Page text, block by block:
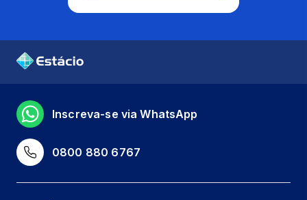
0800 880 6767
Inscreva-se via WhatsApp